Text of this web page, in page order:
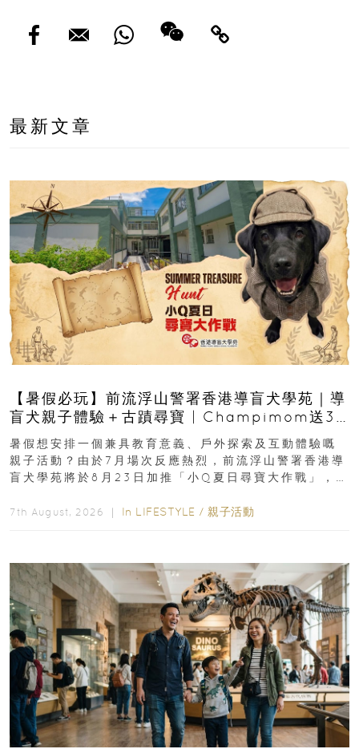
最新文章
【暑假必玩】前流浮山警署香港導盲犬學苑｜導
盲犬親子體驗＋古蹟尋寶 | Champimom送3
組免費名額
暑假想安排一個兼具教育意義、戶外探索及互動體驗嘅
親子活動？由於7月場次反應熱烈，前流浮山警署香港導
盲犬學苑將於8月23日加推「小Q夏日尋寶大作戰」，家
7th August, 2026 ｜ In LIFESTYLE / 親子活動